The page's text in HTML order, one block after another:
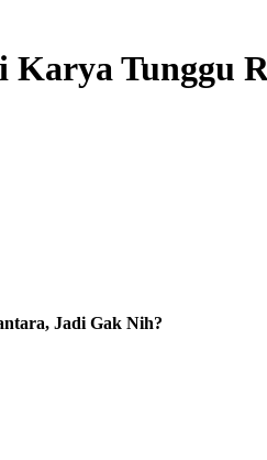
Tunggu
Jadi Gak Nih?